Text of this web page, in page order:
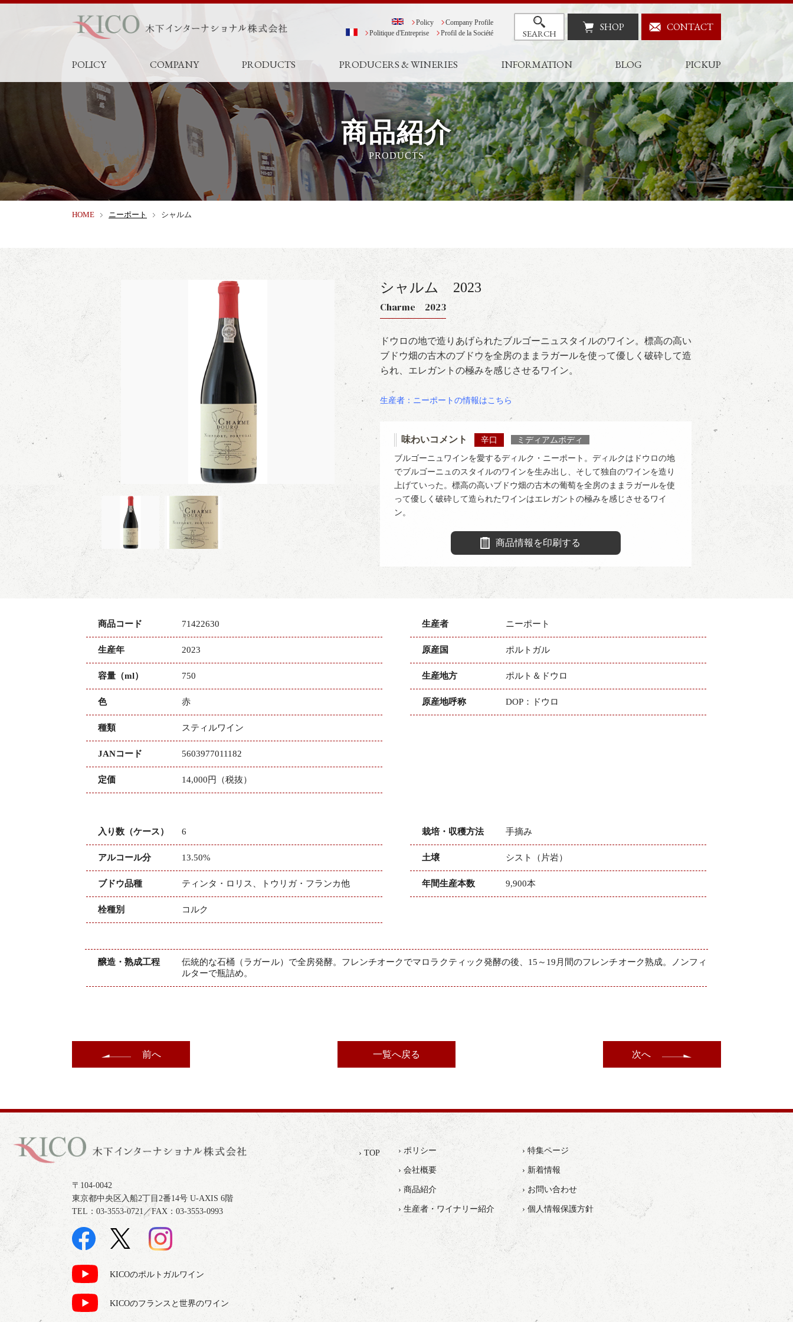
Policy
Company Profile
Politique d'Entreprise
Profil de la Société SEARCH SHOP CONTACT
POLICY COMPANY PRODUCTS PRODUCERS & WINERIES INFORMATION BLOG PICKUP
商品紹介
PRODUCTS
HOME ニーポート シャルム
シャルム 2023
Charme 2023
ドウロの地で造りあげられたブルゴーニュスタイルのワイン。標高の高い
ブドウ畑の古木のブドウを全房のままラガールを使って優しく破砕して造
られ、エレガントの極みを感じさせるワイン。
生産者：ニーポートの情報はこちら
味わいコメント 辛口
ミディアムボディ
ブルゴーニュワインを愛するディルク・ニーポート。ディルクはドウロの地
でブルゴーニュのスタイルのワインを生み出し、そして独自のワインを造り
上げていった。標高の高いブドウ畑の古木の葡萄を全房のままラガールを使
って優しく破砕して造られたワインはエレガントの極みを感じさせるワイ
ン。
商品情報を印刷する
商品コード 71422630
生産年 2023
容量（ml） 750
色 赤
種類 スティルワイン
JANコード 5603977011182
定価 14,000円（税抜）
生産者 ニーポート
原産国 ポルトガル
生産地方 ポルト＆ドウロ
原産地呼称 DOP：ドウロ
入り数（ケース） 6
アルコール分 13.50%
ブドウ品種 ティンタ・ロリス、トウリガ・フランカ他
栓種別 コルク
栽培・収穫方法 手摘み
土壌 シスト（片岩）
年間生産本数 9,900本
醸造・熟成工程
伝統的な石桶（ラガール）で全房発酵。フレンチオークでマロラクティック発酵の後、15～19月間のフレンチオーク熟成。ノンフィ
ルターで瓶詰め。
前へ 一覧へ戻る 次へ
〒104-0042
東京都中央区入船2丁目2番14号 U-AXIS 6階
TEL：03-3553-0721／FAX：03-3553-0993
KICOのポルトガルワイン
KICOのフランスと世界のワイン
› TOP › ポリシー › 特集ページ
› 会社概要 › 新着情報
› 商品紹介 › お問い合わせ
› 生産者・ワイナリー紹介 › 個人情報保護方針